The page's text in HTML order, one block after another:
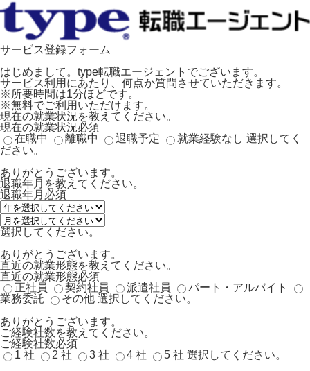
サービス登録フォーム
はじめまして。type転職エージェントでございます。
サービス利用にあたり、何点か質問させていただきます。
※所要時間は1分ほどです。
※無料でご利用いただけます。
現在の就業状況を教えてください。
現在の就業状況必須
在職中
離職中 退職予定 就業経験なし 選択してく
ださい。
ありがとうございます。
退職年月を教えてください。
退職年月 必須
選択してください。
ありがとうございます。
直近の就業形態を教えてください。
直近の就業形態必須
正社員
契約社員 派遣社員
パート・アルバイト
業務委託
その他 選択してください。
ありがとうございます。
ご経験社数を教えてください。
ご経験社数必須
1 社
2 社 3 社 4 社 5 社 選択してください。